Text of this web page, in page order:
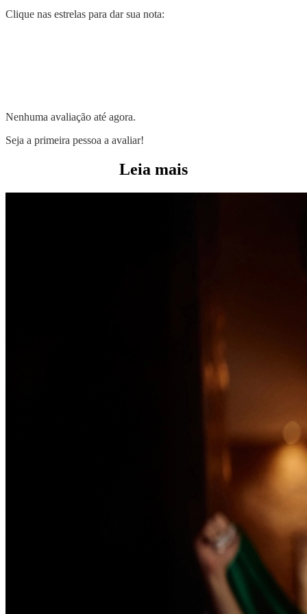
Clique nas estrelas para dar sua nota:
Nenhuma avaliação até agora.
Seja a primeira pessoa a avaliar!
Leia mais
Código Corporativo de Conduta Ética
Educação Financeira